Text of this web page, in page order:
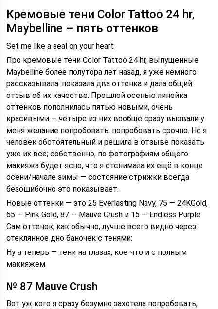
Кремовые тени Color Tattoo 24 hr,
Maybelline – пять оттенков
Set me like a seal on your heart
Про кремовые тени Color Tattoo 24 hr, выпущенные
Maybelline более полутора лет назад, я уже немного
рассказывала: показала два оттенка и дала общий
отзыв об их качестве. Прошлой осенью линейка
оттенков пополнилась пятью новыми, очень
красивыми — четыре из них вообще сразу вызвали у
меня желание попробовать, попробовать срочно. Но я
человек обстоятельный и решила в отзыве показать
уже их все; собственно, по фотографиям общего
макияжа будет ясно, что я отснимала их ещё в конце
осени/начале зимы — состояние стрижки всегда
безошибочно это показывает.
Новые оттенки — это 25 Everlasting Navy, 75 — 24KGold,
65 — Pink Gold, 87 — Mauve Crush и 15 — Endless Purple.
Сам оттенок, как обычно, лучше всего видно через
стеклянное дно баночек с тенями:
Ну а теперь — тени на глазах, кое-что и с полным
макияжем.
№ 87 Mauve Crush
Вот уж кого я сразу безумно захотела попробовать,